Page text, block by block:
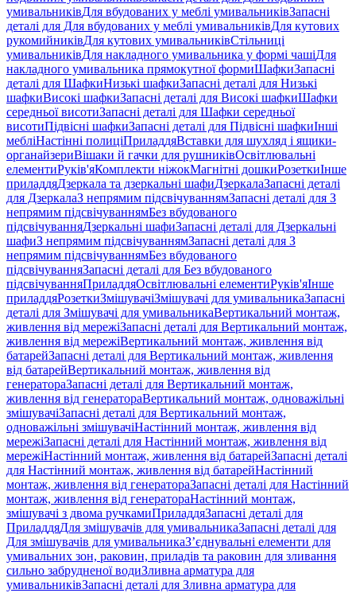
умивальниківДля вбудованих у меблі умивальниківЗапасні
деталі для Для вбудованих у меблі умивальниківДля кутових
рукомийниківДля кутових умивальниківСтільниці
умивальниківДля накладного умивальника у формі чашіДля
накладного умивальника прямокутної формиШафкиЗапасні
деталі для ШафкиНизькі шафкиЗапасні деталі для Низькі
шафкиВисокі шафкиЗапасні деталі для Високі шафкиШафки
середньої висотиЗапасні деталі для Шафки середньої
висотиПідвісні шафкиЗапасні деталі для Підвісні шафкиІнші
мебліНастінні полиціПриладдяВставки для шухляд і ящики-
органайзериВішаки й гачки для рушниківОсвітлювальні
елементиРуків'яКомплекти ніжокМагнітні дошкиРозеткиІнше
приладдяДзеркала та дзеркальні шафиДзеркалаЗапасні деталі
для ДзеркалаЗ непрямим підсвічуваннямЗапасні деталі для З
непрямим підсвічуваннямБез вбудованого
підсвічуванняДзеркальні шафиЗапасні деталі для Дзеркальні
шафиЗ непрямим підсвічуваннямЗапасні деталі для З
непрямим підсвічуваннямБез вбудованого
підсвічуванняЗапасні деталі для Без вбудованого
підсвічуванняПриладдяОсвітлювальні елементиРуків'яІнше
приладдяРозеткиЗмішувачіЗмішувачі для умивальникаЗапасні
деталі для Змішувачі для умивальникаВертикальний монтаж,
живлення від мережіЗапасні деталі для Вертикальний монтаж,
живлення від мережіВертикальний монтаж, живлення від
батарейЗапасні деталі для Вертикальний монтаж, живлення
від батарейВертикальний монтаж, живлення від
генератораЗапасні деталі для Вертикальний монтаж,
живлення від генератораВертикальний монтаж, одноважільні
змішувачіЗапасні деталі для Вертикальний монтаж,
одноважільні змішувачіНастінний монтаж, живлення від
мережіЗапасні деталі для Настінний монтаж, живлення від
мережіНастінний монтаж, живлення від батарейЗапасні деталі
для Настінний монтаж, живлення від батарейНастінний
монтаж, живлення від генератораЗапасні деталі для Настінний
монтаж, живлення від генератораНастінний монтаж,
змішувачі з двома ручкамиПриладдяЗапасні деталі для
ПриладдяДля змішувачів для умивальникаЗапасні деталі для
Для змішувачів для умивальникаЗ’єднувальні елементи для
умивальних зон, раковин, приладів та раковин для зливання
сильно забрудненої водиЗливна арматура для
умивальниківЗапасні деталі для Зливна арматура для